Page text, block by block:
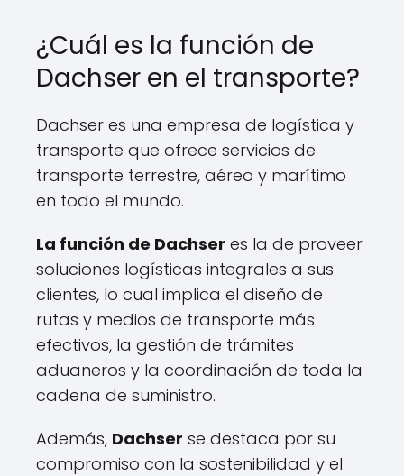
¿Cuál es la función de
Dachser en el transporte?
Dachser es una empresa de logística y
transporte que ofrece servicios de
transporte terrestre, aéreo y marítimo
en todo el mundo.
La función de Dachser es la de proveer
soluciones logísticas integrales a sus
clientes, lo cual implica el diseño de
rutas y medios de transporte más
efectivos, la gestión de trámites
aduaneros y la coordinación de toda la
cadena de suministro.
Además, Dachser se destaca por su
compromiso con la sostenibilidad y el